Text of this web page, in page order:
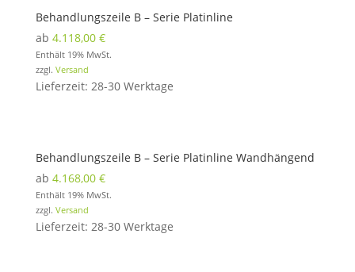
Behandlungszeile B – Serie Platinline
ab 4.118,00 €
Enthält 19% MwSt.
zzgl. Versand
Lieferzeit: 28-30 Werktage
Behandlungszeile B – Serie Platinline Wandhängend
ab 4.168,00 €
Enthält 19% MwSt.
zzgl. Versand
Lieferzeit: 28-30 Werktage